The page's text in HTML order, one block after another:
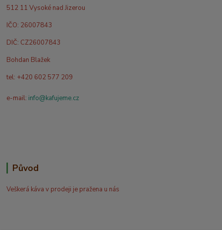
512 11 Vysoké nad Jizerou
IČO: 26007843
DIČ: CZ26007843
Bohdan Blažek
tel: +420 602 577 209
e-mail: info@kafujeme.cz
Původ
Veškerá káva v prodeji je pražena u nás